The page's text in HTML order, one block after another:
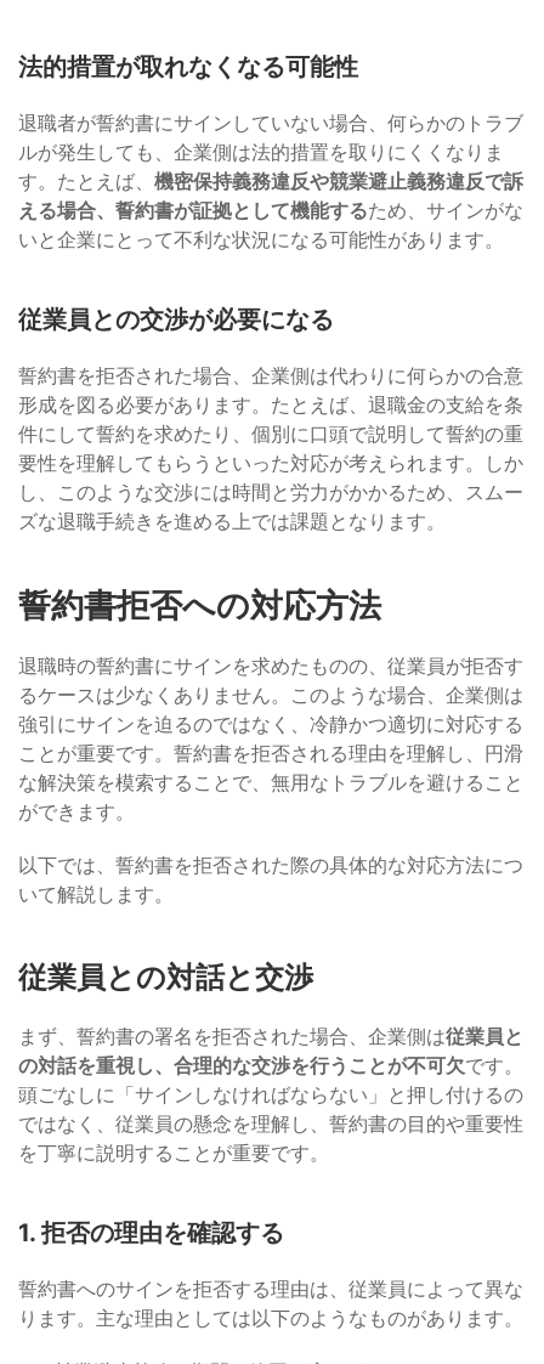
法的措置が取れなくなる可能性
退職者が誓約書にサインしていない場合、何らかのトラブ
ルが発生しても、企業側は法的措置を取りにくくなりま
す。たとえば、 機密保持義務違反や競業避止義務違反で訴
える場合、誓約書が証拠として機能するため、サインがな
いと企業にとって不利な状況になる可能性があります。
従業員との交渉が必要になる
誓約書を拒否された場合、企業側は代わりに何らかの合意
形成を図る必要があります。たとえば、退職金の支給を条
件にして誓約を求めたり、個別に口頭で説明して誓約の重
要性を理解してもらうといった対応が考えられます。しか
し、このような交渉には時間と労力がかかるため、スムー
ズな退職手続きを進める上では課題となります。
誓約書拒否への対応方法
退職時の誓約書にサインを求めたものの、従業員が拒否す
るケースは少なくありません。このような場合、企業側は
強引にサインを迫るのではなく、冷静かつ適切に対応する
ことが重要です。誓約書を拒否される理由を理解し、円滑
な解決策を模索することで、無用なトラブルを避けること
ができます。
以下では、誓約書を拒否された際の具体的な対応方法につ
いて解説します。
従業員との対話と交渉
まず、誓約書の署名を拒否された場合、企業側は従業員と
の対話を重視し、合理的な交渉を行うことが不可欠です。
頭ごなしに「サインしなければならない」と押し付けるの
ではなく、従業員の懸念を理解し、誓約書の目的や重要性
を丁寧に説明することが重要です。
1. 拒否の理由を確認する
誓約書へのサインを拒否する理由は、従業員によって異な
ります。主な理由としては以下のようなものがあります。